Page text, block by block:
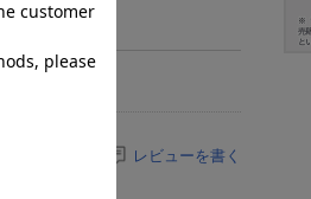
レビューを書く